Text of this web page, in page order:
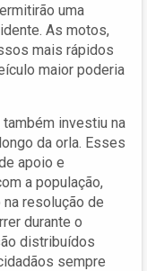
uma
As motos,
mais rápidos
maior poderia
investiu na
da orla. Esses
apoio e
a população,
resolução de
durante o
distribuídos
sempre